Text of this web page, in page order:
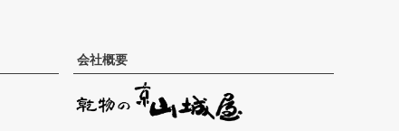
会社概要